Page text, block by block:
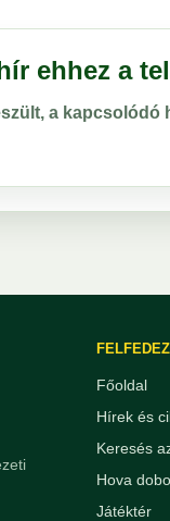
ehhez a
a
Főoldal
Hírek és
Keresés
Hova
Játéktér